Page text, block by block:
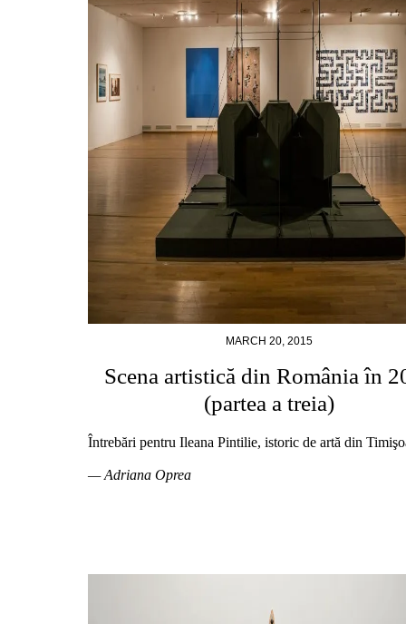
MARCH 20, 2015
Scena artistică din România în
(partea a treia)
Întrebări pentru Ileana Pintilie, istoric de artă din
— Adriana Oprea